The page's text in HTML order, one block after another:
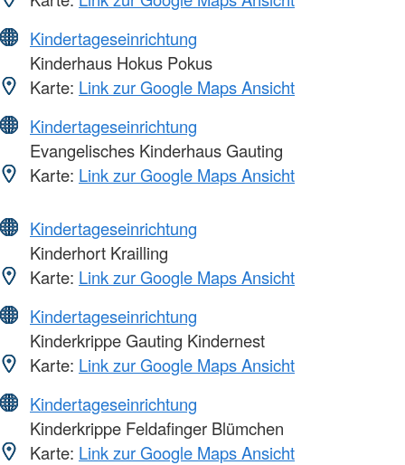
Kindertageseinrichtung
Kinderhaus Hokus Pokus
Karte: Link zur Google Maps Ansicht
Kindertageseinrichtung
Evangelisches Kinderhaus Gauting
Karte: Link zur Google Maps Ansicht
Kindertageseinrichtung
Kinderhort Krailling
Karte: Link zur Google Maps Ansicht
Kindertageseinrichtung
Kinderkrippe Gauting Kindernest
Karte: Link zur Google Maps Ansicht
Kindertageseinrichtung
Kinderkrippe Feldafinger Blümchen
Karte: Link zur Google Maps Ansicht